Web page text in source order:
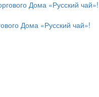
Дома «Русский чай»!